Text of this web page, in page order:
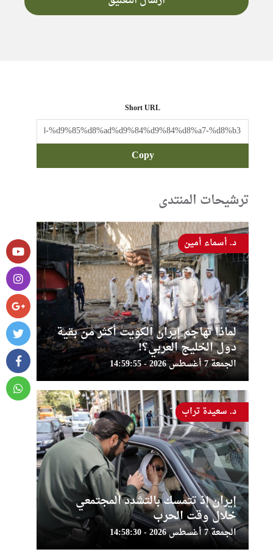
Short URL
Copy
ترشيحات المنتدى
لماذا تهاجم إيران الكويت أكثر من بقية
دول الخليج العربي؟!
الجمعة 7 أغسطس 2026 - 14:59:55
د. أسماء أمين
إيران إذ تتمسك بالتشدد المجتمعي
خلال وقت الحرب
الجمعة 7 أغسطس 2026 - 14:58:30
د. سعيدة تراب